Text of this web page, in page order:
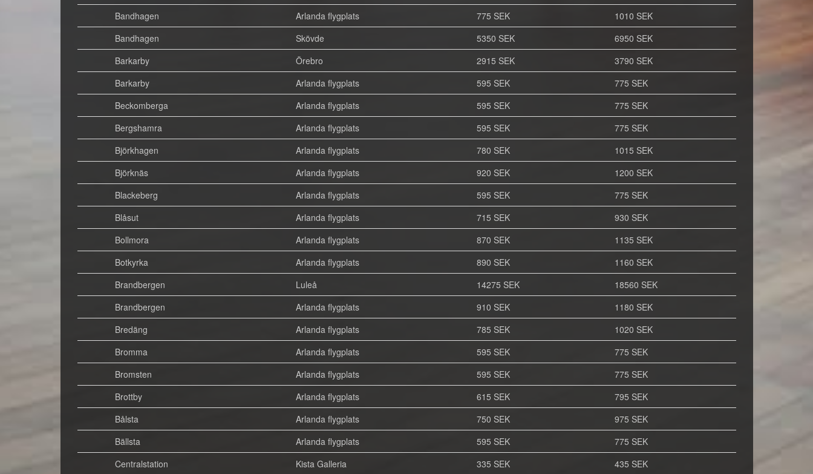
Bandhagen
Arlanda flygplats 775 SEK
1010 SEK
Bandhagen
Skövde 5350 SEK
6950 SEK
Barkarby
Örebro 2915 SEK
3790 SEK
Barkarby
Arlanda flygplats 595 SEK
775 SEK
Beckomberga
Arlanda flygplats 595 SEK
775 SEK
Bergshamra
Arlanda flygplats 595 SEK
775 SEK
Björkhagen
Arlanda flygplats 780 SEK
1015 SEK
Björknäs
Arlanda flygplats 920 SEK
1200 SEK
Blackeberg
Arlanda flygplats 595 SEK
775 SEK
Blåsut
Arlanda flygplats 715 SEK
930 SEK
Bollmora
Arlanda flygplats 870 SEK
1135 SEK
Botkyrka
Arlanda flygplats 890 SEK
1160 SEK
Brandbergen
Luleå 14275 SEK
18560 SEK
Brandbergen
Arlanda flygplats 910 SEK
1180 SEK
Bredäng
Arlanda flygplats 785 SEK
1020 SEK
Bromma
Arlanda flygplats 595 SEK
775 SEK
Bromsten
Arlanda flygplats 595 SEK
775 SEK
Brottby
Arlanda flygplats 615 SEK
795 SEK
Bålsta
Arlanda flygplats 750 SEK
975 SEK
Bällsta
Arlanda flygplats 595 SEK
775 SEK
Centralstation
Kista Galleria 335 SEK 435 SEK